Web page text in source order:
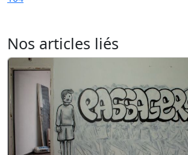
Nos articles liés